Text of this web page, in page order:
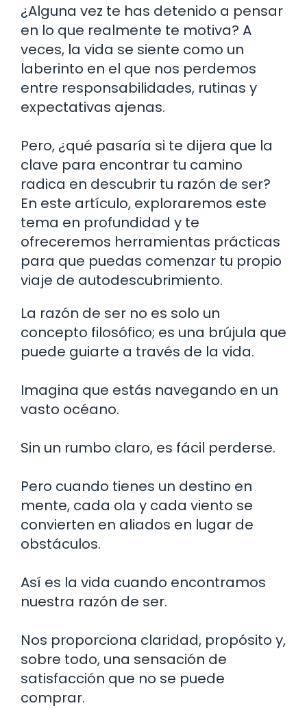
¿Alguna vez te has detenido a pensar
en lo que realmente te motiva? A
veces, la vida se siente como un
laberinto en el que nos perdemos
entre responsabilidades, rutinas y
expectativas ajenas.
Pero, ¿qué pasaría si te dijera que la
clave para encontrar tu camino
radica en descubrir tu razón de ser?
En este artículo, exploraremos este
tema en profundidad y te
ofreceremos herramientas prácticas
para que puedas comenzar tu propio
viaje de autodescubrimiento.
La razón de ser no es solo un
concepto filosófico; es una brújula que
puede guiarte a través de la vida.
Imagina que estás navegando en un
vasto océano.
Sin un rumbo claro, es fácil perderse.
Pero cuando tienes un destino en
mente, cada ola y cada viento se
convierten en aliados en lugar de
obstáculos.
Así es la vida cuando encontramos
nuestra razón de ser.
Nos proporciona claridad, propósito y,
sobre todo, una sensación de
satisfacción que no se puede
comprar.